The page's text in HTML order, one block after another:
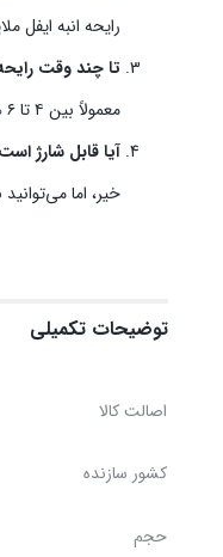
رایحه انبه ایفل
تا چند وقت
معمولاً بین ۴ تا ۶ هفته بسته به دمای محیط، رطوبت و میزان استفاده از چوب‌ها.
آیا قابل شارژ
خیر، اما
توضیحات تکمیلی
اصالت کالا
کشور سازنده
حجم